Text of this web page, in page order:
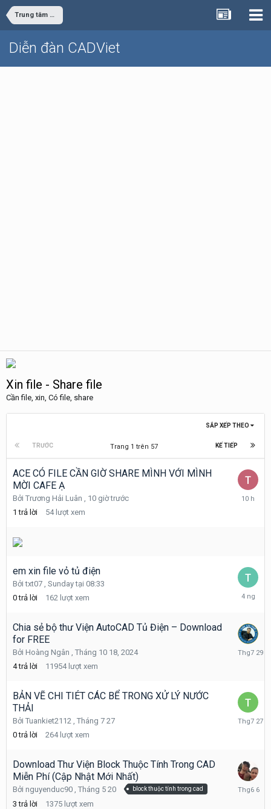
Trung tâm dữ liệu
Diễn đàn CADViet
Xin file - Share file
Cần file, xin, Có file, share
SẮP XẾP THEO
TRƯỚC KẾ TIẾP
Trang 1 trên 57
ACE CÓ FILE CẦN GIỜ SHARE MÌNH VỚI MÌNH
MỜI CAFE Ạ
Bởi Trương Hải Luân , 10 giờ trước
1 trả lời 54 lượt xem
10
em xin file vỏ tủ điện
Bởitxt07 , Sunday tại 08:33
0 trả lời 162 lượt xem
Sunday
Chia sẻ bộ thư Viện AutoCAD Tủ Điện – Download
for FREE
Bởi Hoàng Ngân , Tháng 10 18, 2024
4 trả lời 11954 lượt xem
Tháng
BẢN VẼ CHI TIÉT CÁC BỂ TRONG XỬ LÝ NƯỚC
THẢI
Bởi Tuankiet2112 , Tháng 7 27
0 trả lời 264 lượt xem
Tháng
Download Thư Viện Block Thuộc Tính Trong CAD
Miễn Phí (Cập Nhật Mới Nhất)
Bởi nguyenduc90 , Tháng 5 20 block thuộc tính trong cad
3 trả lời 1375 lượt xem
Tháng